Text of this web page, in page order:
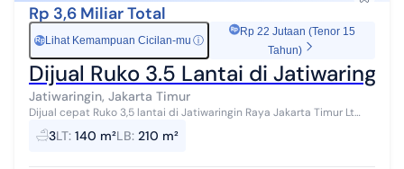
Rp 3,6 Miliar Total
RpLihat Kemampuan Cicilan-mu ⓘ
Rp 22 Jutaan (Tenor 15
Tahun)
Dijual Ruko 3.5 Lantai di Jatiwaringin
Jatiwaringin, Jakarta Timur
Dijual cepat Ruko 3,5 lantai di Jatiwaringin Raya Jakarta Timur Lt
140m Lb 210m 12 x 5m ukuran bangunan per lantai 3,5 lantai Km 3
Parkir muat 6 ...
3LT: 140 m²LB: 210 m²